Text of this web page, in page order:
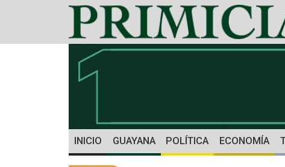
INICIO GUAYANA POLÍTICA ECONOMÍA